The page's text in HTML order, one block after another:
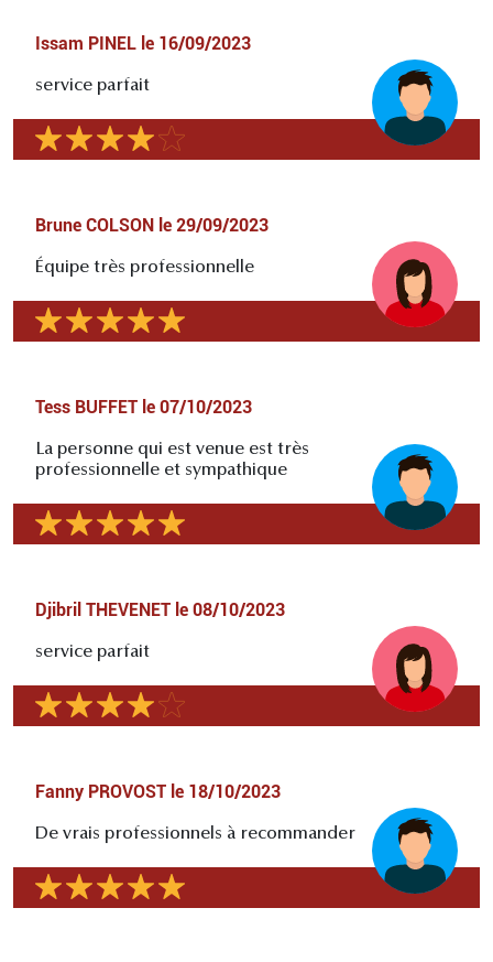
Issam PINEL le 16/09/2023
service parfait
Brune COLSON le 29/09/2023
Équipe très professionnelle
Tess BUFFET le 07/10/2023
La personne qui est venue est très
professionnelle et sympathique
Djibril THEVENET le 08/10/2023
service parfait
Fanny PROVOST le 18/10/2023
De vrais professionnels à recommander